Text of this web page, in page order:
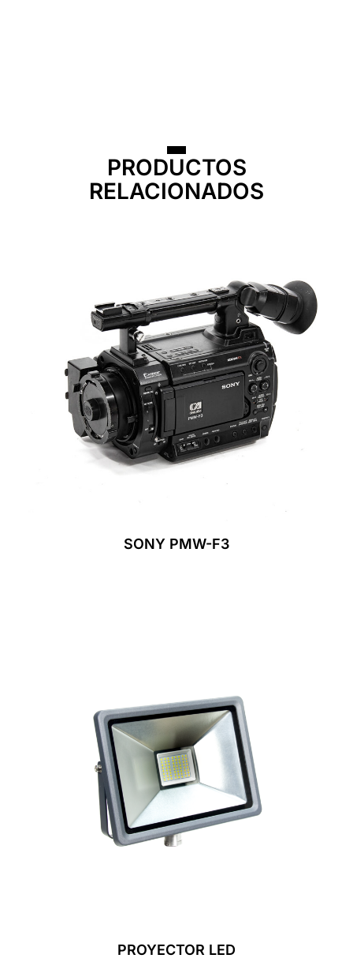
PRODUCTOS
RELACIONADOS
SONY PMW-F3
PROYECTOR LED